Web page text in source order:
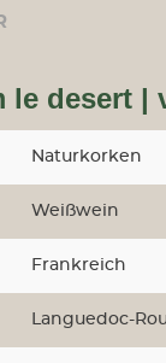
desert |
Naturkorken
Weißwein
Frankreich
Languedoc-